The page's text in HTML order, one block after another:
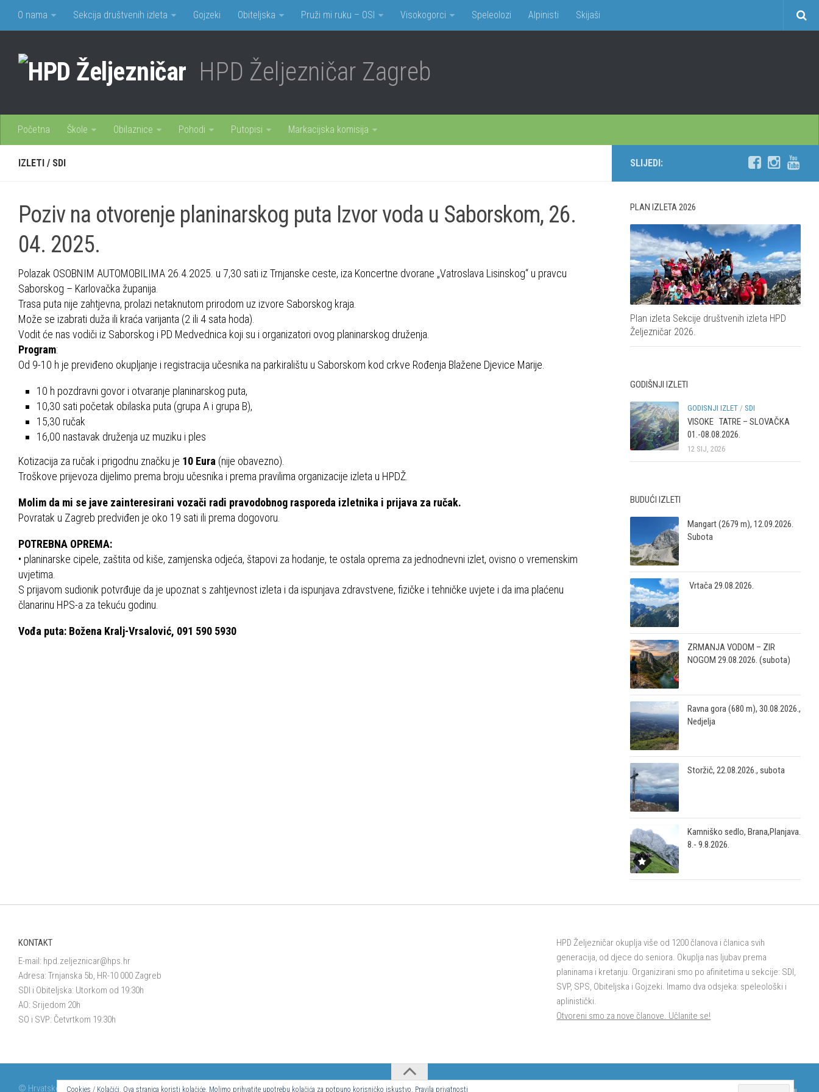
O nama Sekcija društvenih izleta Gojzeki Obiteljska Pruži mi ruku – OSI Visokogorci Speleolozi Alpinisti Skijaši
HPD Željezničar Zagreb
Početna Škole Obilaznice Pohodi Putopisi Markacijska komisija
IZLETI / SDI
Poziv na otvorenje planinarskog puta Izvor voda u Saborskom, 26.
04. 2025.
Polazak OSOBNIM AUTOMOBILIMA 26.4.2025. u 7,30 sati iz Trnjanske ceste, iza Koncertne dvorane „Vatroslava Lisinskog“ u pravcu
Saborskog – Karlovačka županija.
Trasa puta nije zahtjevna, prolazi netaknutom prirodom uz izvore Saborskog kraja.
Može se izabrati duža ili kraća varijanta (2 ili 4 sata hoda).
Vodit će nas vodiči iz Saborskog i PD Medvednica koji su i organizatori ovog planinarskog druženja.
Program:
Od 9-10 h je previđeno okupljanje i registracija učesnika na parkiralištu u Saborskom kod crkve Rođenja Blažene Djevice Marije.
10 h pozdravni govor i otvaranje planinarskog puta,
10,30 sati početak obilaska puta (grupa A i grupa B),
15,30 ručak
16,00 nastavak druženja uz muziku i ples
Kotizacija za ručak i prigodnu značku je 10 Eura (nije obavezno).
Troškove prijevoza dijelimo prema broju učesnika i prema pravilima organizacije izleta u HPDŽ.
Molim da mi se jave zainteresirani vozači radi pravodobnog rasporeda izletnika i prijava za ručak.
Povratak u Zagreb predviđen je oko 19 sati ili prema dogovoru.
POTREBNA OPREMA:
• planinarske cipele, zaštita od kiše, zamjenska odjeća, štapovi za hodanje, te ostala oprema za jednodnevni izlet, ovisno o vremenskim
uvjetima.
S prijavom sudionik potvrđuje da je upoznat s zahtjevnost izleta i da ispunjava zdravstvene, fizičke i tehničke uvjete i da ima plaćenu
članarinu HPS-a za tekuću godinu.
Vođa puta: Božena Kralj-Vrsalović, 091 590 5930
SLIJEDI:
PLAN IZLETA 2026
Plan izleta Sekcije društvenih izleta HPD
Željezničar 2026.
GODIŠNJI IZLETI
GODISNJI IZLET / SDI
VISOKE TATRE – SLOVAČKA
01.-08.08.2026.
12 SIJ, 2026
BUDUĆI IZLETI
Mangart (2679 m), 12.09.2026.
Subota
Vrtača 29.08.2026.
ZRMANJA VODOM – ZIR
NOGOM 29.08.2026. (subota)
Ravna gora (680 m), 30.08.2026.,
Nedjelja
Storžič, 22.08.2026., subota
Kamniško sedlo, Brana,Planjava.
8.- 9.8.2026.
KONTAKT
E-mail: hpd.zeljeznicar@hps.hr
Adresa: Trnjanska 5b, HR-10 000 Zagreb
SDI i Obiteljska: Utorkom od 19:30h
AO: Srijedom 20h
SO i SVP: Četvrtkom 19:30h
HPD Željezničar okuplja više od 1200 članova i članica svih
generacija, od djece do seniora. Okuplja nas ljubav prema
planinama i kretanju. Organizirani smo po afinitetima u sekcije: SDI,
SVP, SPS, Obiteljska i Gojzeki. Imamo dva odsjeka: speleološki i
aplinistički.
Otvoreni smo za nove članove. Učlanite se!
© Hrvatsko planinarsko društvo Željezničar 2024.
Cookies / Kolačići. Ova stranica koristi kolačiće. Molimo prihvatite upotrebu kolačića za potpuno korisničko iskustvo. Pravila privatnosti